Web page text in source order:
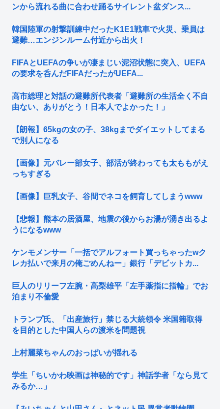
ンから流れる曲に合わせ踊るサイレント盆ダンス...
韓国陸軍の射撃訓練中だったK1E1戦車で火災、乗員は
避難…エンジンルーム付近から出火！
FIFAとUEFAの争いが凄まじい泥沼状態に突入、UEFA
の要求を呑んだFIFAだったがUEFA...
高市総理と対話の避難所代表者「避難所の生活全く不自
由ない、ありがとう！日本人でよかった！」
【朗報】65kgの女の子、38kgまでダイエットしてまる
で別人になる
【画像】元バレー部女子、部活が終わっても太ももがえ
っちすぎる
【画像】巨乳女子、谷間でネコを飼育してしまうwww
【悲報】熊本の居酒屋、地震の後からお湯が湧き出るよ
うになるwww
ケンモメンサー「一括でアルフォート買っちゃったwク
レカ払いで来月の俺ごめんねー」銀行「デビットカ...
巨人のリリーフ左腕・高梨雄平「左手薬指に指輪」でお
泊まり不倫愛
トランプ氏、「出産旅行」禁じる大統領令 米国籍取得
を目的とした中国人らの渡米を問題視
上村麗菜ちゃんのおっぱいが揺れる
学生「ちいかわ映画は神秘的です」神話学者「なら見て
みるか…」